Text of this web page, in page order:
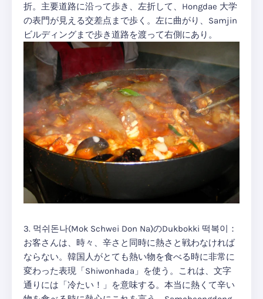
折。主要道路に沿って歩き、左折して、Hongdae 大学
の表門が見える交差点まで歩く。左に曲がり、Samjin
ビルディングまで歩き道路を渡って右側にあり。
3. 먹쉬돈나(Mok Schwei Don Na)のDukbokki 떡복이：
お客さんは、時々、辛さと同時に熱さと戦わなければ
ならない。韓国人がとても熱い物を食べる時に非常に
変わった表現「Shiwonhada」を使う。これは、文字
通りには「冷たい！」を意味する。本当に熱くて辛い